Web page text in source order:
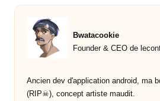
Bwatacookie
Founder & CEO de
Ancien dev d'application android, ma
(RIP☠︎︎), concept artiste maudit.